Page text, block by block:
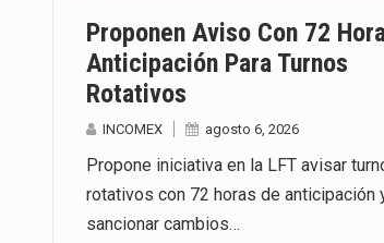
Proponen Aviso Con 72
Anticipación Para Turnos
Rotativos
INCOMEX agosto 6, 2026
Propone iniciativa en la LFT avisar
rotativos con 72 horas de anticipación
sancionar cambios…